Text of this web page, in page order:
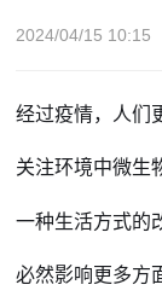
2024/04/15 10:15
经过疫情，人们
关注环境中微生
一种生活方式的
必然影响更多方